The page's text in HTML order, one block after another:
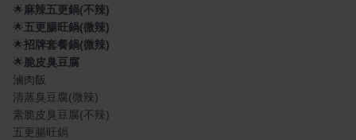
🌟麻辣五更鍋(不辣)
🌟五更腸旺鍋(微辣)
🌟招牌套餐鍋(微辣)
🌟脆皮臭豆腐
滷肉飯
清蒸臭豆腐(微辣)
素脆皮臭豆腐(不辣)
五更腸旺鍋